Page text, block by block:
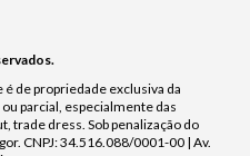
de propriedade exclusiva da
parcial, especialmente das
trade dress. Sob penalização do
CNPJ: 34.516.088/0001-00 | Av.